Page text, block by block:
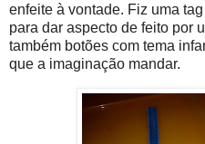
enfeite à vontade. Fiz uma
para dar aspecto de feito por
também botões com tema
que a imaginação mandar.